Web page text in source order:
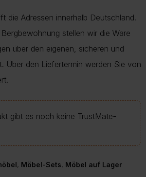
die Adressen innerhalb Deutschland.
stellen wir die Ware
über den eigenen, sicheren und
Über den Liefertermin werden Sie von
gibt es noch keine TrustMate-
, Möbel-Sets, Möbel auf Lager